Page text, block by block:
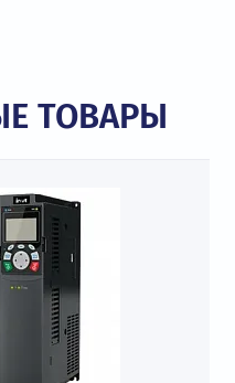
ТОВАРЫ